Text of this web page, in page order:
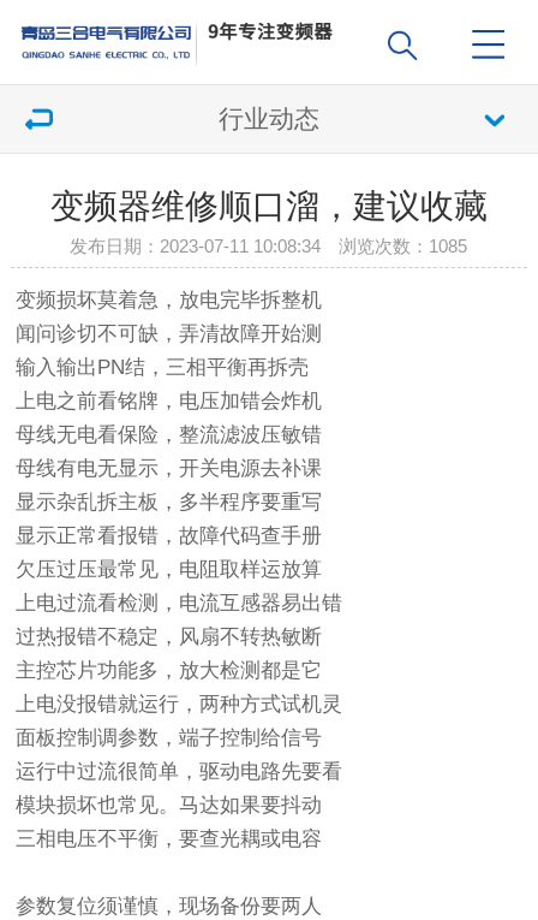
行业动态
变频器维修顺口溜，建议收藏
发布日期：2023-07-11 10:08:34 浏览次数： 1085
变频损坏莫着急，放电完毕拆整机
闻问诊切不可缺，弄清故障开始测
输入输出PN结，三相平衡再拆壳
上电之前看铭牌，电压加错会炸机
母线无电看保险，整流滤波压敏错
母线有电无显示，开关电源去补课
显示杂乱拆主板，多半程序要重写
显示正常看报错，故障代码查手册
欠压过压最常见，电阻取样运放算
上电过流看检测，电流互感器易出错
过热报错不稳定，风扇不转热敏断
主控芯片功能多，放大检测都是它
上电没报错就运行，两种方式试机灵
面板控制调参数，端子控制给信号
运行中过流很简单，驱动电路先要看
模块损坏也常见。马达如果要抖动
三相电压不平衡，要查光耦或电容
参数复位须谨慎，现场备份要两人